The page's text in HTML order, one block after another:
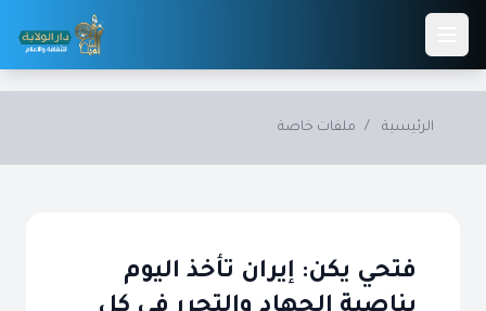
Skip to main content
الرئيسية / ملفات خاصة
فتحي يكن: إيران تأخذ اليوم